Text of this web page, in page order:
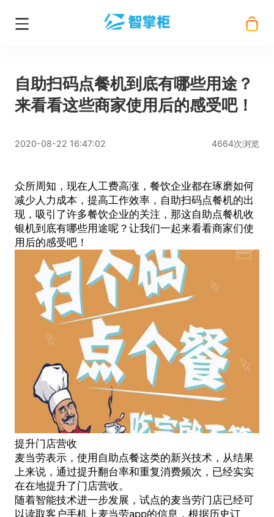
自助扫码点餐机到底有哪些用途？
来看看这些商家使用后的感受吧！
2020-08-22 16:47:02 4664次浏览
众所周知，现在人工费高涨，餐饮企业都在琢磨如何
减少人力成本，提高工作效率， 自助扫码点餐机的出
现，吸引了许多餐饮企业的关注，那这自助点餐机收
银机到底有哪些用途呢？让我们一起来看看商家们使
用后的感受吧！
提升门店营收
麦当劳表示，使用 自助点餐这类的新兴技术，从结果
上来说，通过提升翻台率和重复消费频次，已经实实
在在地提升了门店营收。
随着智能技术进一步发展，试点的麦当劳门店已经可
以读取客户手机上麦当劳app的信息，根据历史订